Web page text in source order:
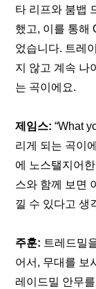
타 리프와 붐뱁
했고, 이를 통해
었습니다. 트레
지 않고 계속 나
는 곡이에요.
제임스: “What
리게 되는 곡이
에 노스탤지어
스와 함께 보면
낄 수 있다고 생
주훈: 트레드밀
어서, 무대를 보
레이드밀 안무